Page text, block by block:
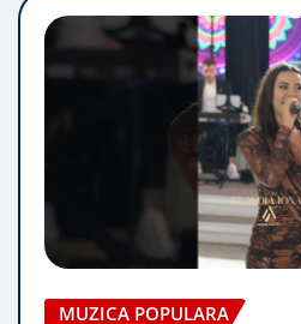
MUZICA POPULARA